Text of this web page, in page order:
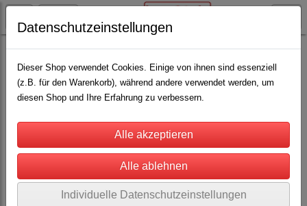
AKO - Elektrozaun Weidezubehör Zaun- und Sicherheitsprodukte
Sortierung wählen
Datenschutzeinstellungen
Dieser Shop verwendet Cookies. Einige von ihnen sind essenziell
(z.B. für den Warenkorb), während andere verwendet werden, um
diesen Shop und Ihre Erfahrung zu verbessern.
Individuelle Datenschutzeinstellungen